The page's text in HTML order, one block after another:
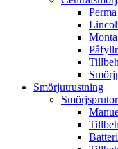
Smörjutrustning
Smörjsprutor